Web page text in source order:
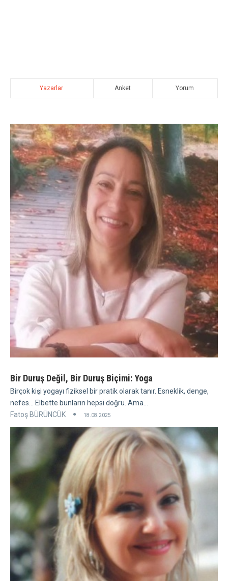
Yazarlar Anket Yorum
Bir Duruş Değil, Bir Duruş Biçimi: Yoga
Birçok kişi yogayı fiziksel bir pratik olarak tanır. Esneklik, denge,
nefes... Elbette bunların hepsi doğru. Ama...
Fatoş BÜRÜNCÜK
18.08.2025